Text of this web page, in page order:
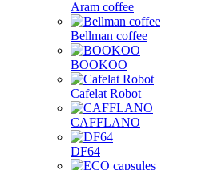
Aram coffee
Bellman coffee
BOOKOO
Cafelat Robot
CAFFLANO
DF64